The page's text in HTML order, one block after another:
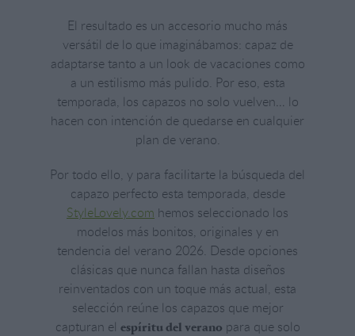
El resultado es un accesorio mucho más
versátil de lo que imaginábamos: capaz de
adaptarse tanto a un look de vacaciones como
a un estilismo más pulido. Por eso, esta
temporada, los capazos no solo vuelven… lo
hacen con intención de quedarse en cualquier
plan de verano.
Por todo ello, y para facilitarte la búsqueda del
capazo perfecto esta temporada, desde
StyleLovely.com hemos seleccionado los
modelos más bonitos, originales y en
tendencia del verano 2026. Desde opciones
clásicas que nunca fallan hasta diseños
reinventados con un toque más actual, esta
selección reúne los capazos que mejor
capturan el espíritu del verano para que solo